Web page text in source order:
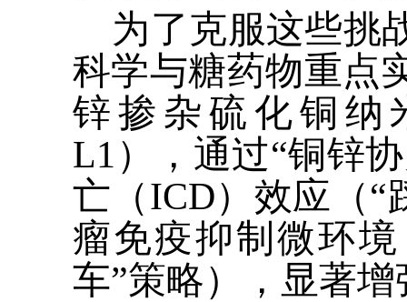
为了克服这些挑
科学与糖药物重点
锌掺杂硫化铜纳
L1 ），通过“铜锌
亡（ICD）效应（“
瘤免疫抑制微环
车”策略），显著